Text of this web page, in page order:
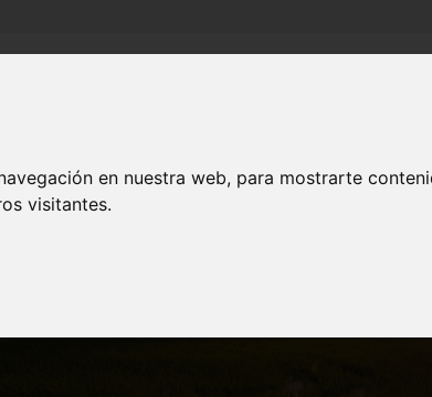
en nuestra web, para mostrarte
visitantes.